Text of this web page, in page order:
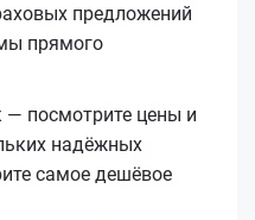
предложений
прямого
— посмотрите цены и
надёжных
самое дешёвое